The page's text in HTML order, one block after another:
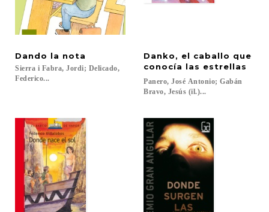
Dando la nota
Sierra i Fabra, Jordi; Delicado,
Federico...
Danko, el caballo que
conocía las estrellas
Panero, José Antonio; Gabán
Bravo, Jesús (il.)...